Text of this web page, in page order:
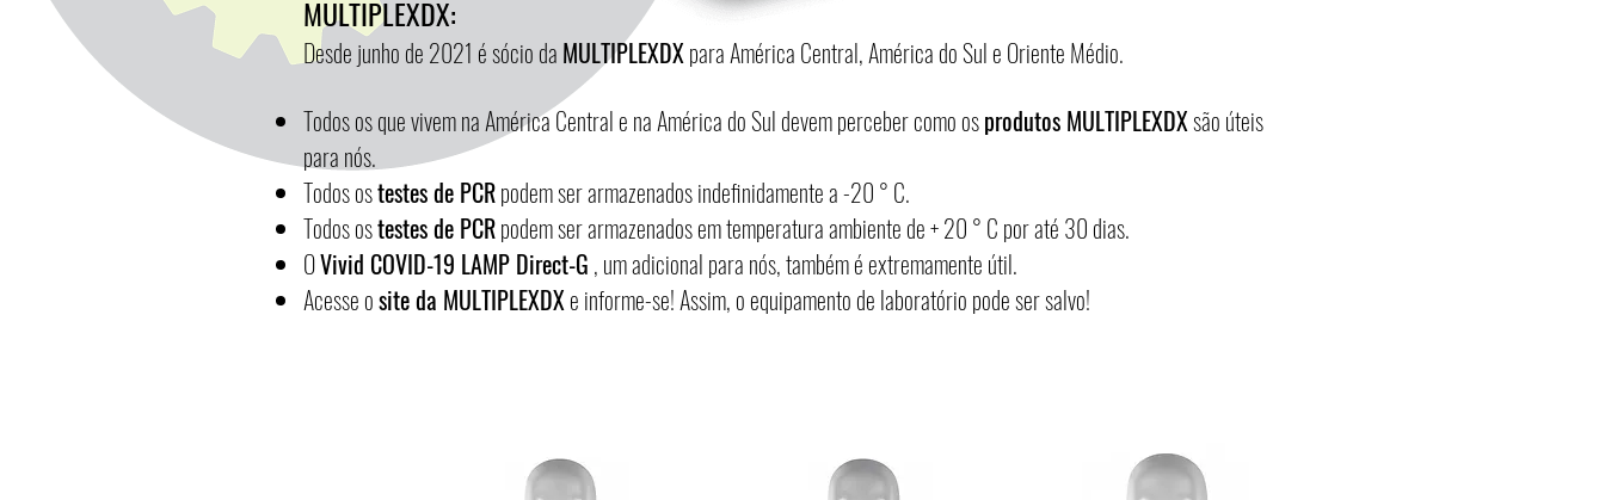
MULTIPLEXDX:
Desde junho de 2021 é sócio da MULTIPLEXDXpara América Central, América do Sul e Oriente Médio.
Todos os que vivem na América Central e na América do Sul devem perceber como osprodutos MULTIPLEXDXsão úteis
para nós.
Todos ostestes de PCRpodem ser armazenados indefinidamente a -20 ° C.
Todos ostestes de PCRpodem ser armazenados em temperatura ambiente de + 20 ° C por até 30 dias.
OVivid COVID-19 LAMP Direct-G , um adicional para nós, também é extremamente útil.
Acesse osite da MULTIPLEXDXe informe-se! Assim, o equipamento de laboratório pode ser salvo!